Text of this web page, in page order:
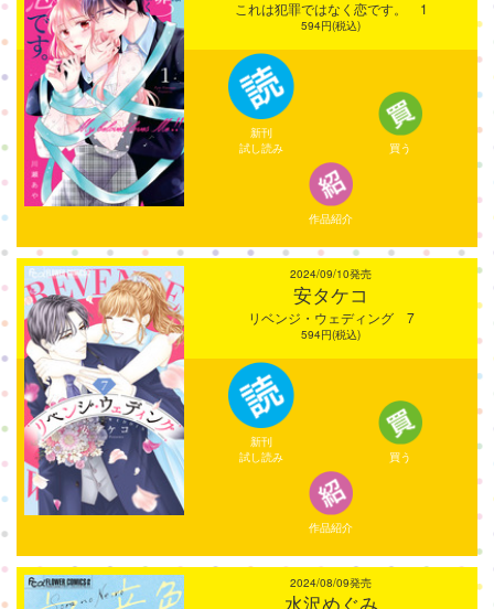
これは犯罪ではなく恋です。 1
594円(税込)
新刊
試し読み
買う
作品紹介
2024/09/10発売
安タケコ
リベンジ・ウェディング 7
594円(税込)
新刊
試し読み
買う
作品紹介
2024/08/09発売
水沢めぐみ